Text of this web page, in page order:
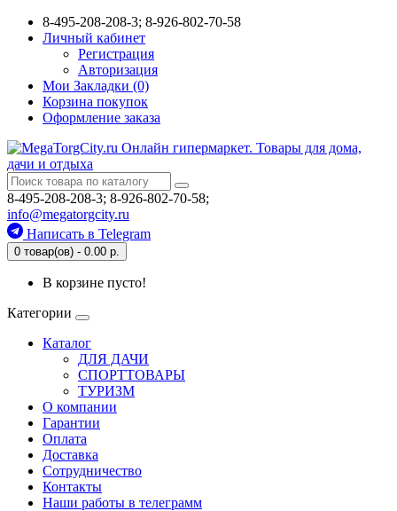
8-495-208-208-3; 8-926-802-70-58
Личный кабинет
Регистрация
Авторизация
Мои Закладки (0)
Корзина покупок
Оформление заказа
8-495-208-208-3; 8-926-802-70-58;
info@megatorgcity.ru
Написать в Telegram
0 товар(ов) - 0.00 р.
В корзине пусто!
Категории
Каталог
ДЛЯ ДАЧИ
СПОРТТОВАРЫ
ТУРИЗМ
О компании
Гарантии
Оплата
Доставка
Сотрудничество
Контакты
Наши работы в телеграмм